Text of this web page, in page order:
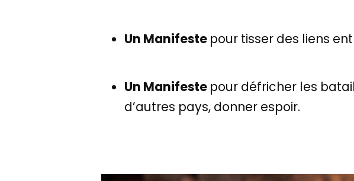
Un Manifeste pour tisser des liens
Un Manifeste pour défricher les
d’autres pays, donner espoir.